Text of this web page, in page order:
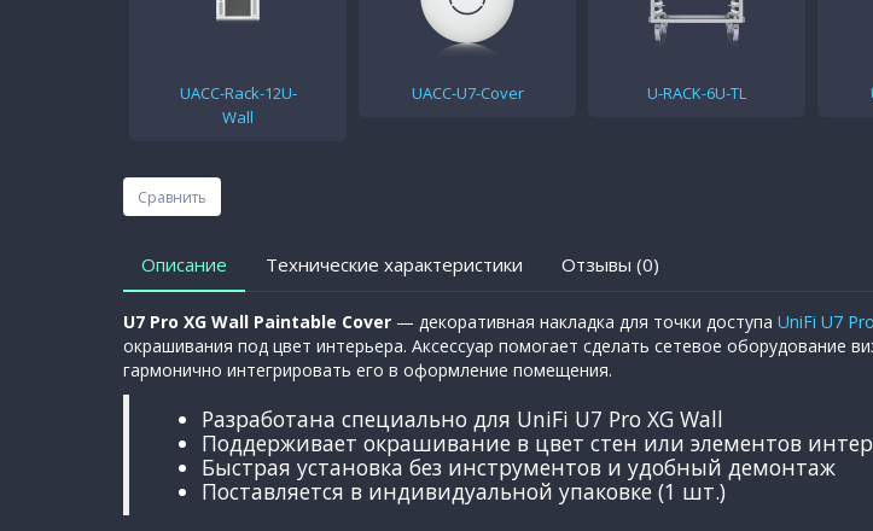
UACC-Rack-12U-
Wall
UACC-U7-Cover U-RACK-6U-TL
Сравнить
Описание Технические характеристики Отзывы (0)
U7 Pro XG Wall Paintable Cover — декоративная накладка для точки доступа UniFi U7
окрашивания под цвет интерьера. Аксессуар помогает сделать сетевое оборудование
гармонично интегрировать его в оформление помещения.
Разработана специально для UniFi U7 Pro XG Wall
Поддерживает окрашивание в цвет стен или элементов
Быстрая установка без инструментов и удобный демонтаж
Поставляется в индивидуальной упаковке (1 шт.)